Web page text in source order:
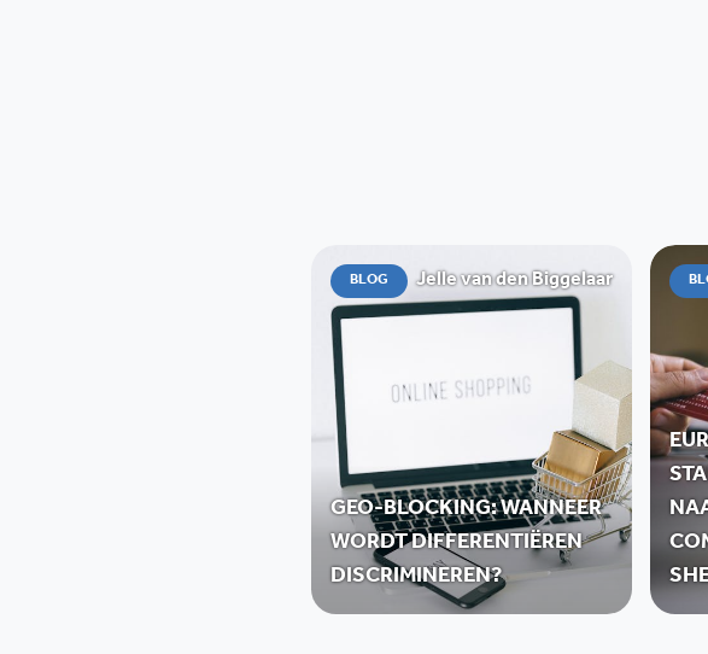
BLOG Jelle van den Biggelaar
GEO-BLOCKING: WANNEER
WORDT DIFFERENTIËREN
DISCRIMINEREN?